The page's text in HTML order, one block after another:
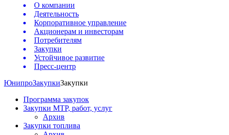
О компании
Деятельность
Корпоративное управление
Акционерам и инвесторам
Потребителям
Закупки
Устойчивое развитие
Пресс-центр
ЮнипроЗакупкиЗакупки
Программа закупок
Закупки МТР, работ, услуг
Архив
Закупки топлива